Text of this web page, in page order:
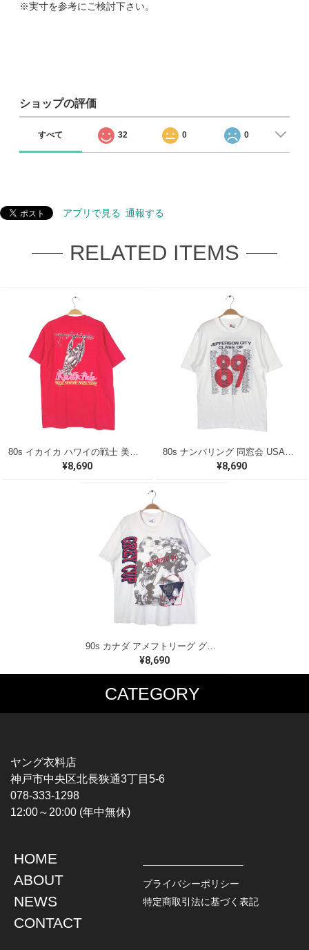
※実寸を参考にご検討下さい。
ショップの評価
すべて 32 0 0
アプリで見る 通報する
RELATED ITEMS
¥8,690 ¥8,690
90s カナダ アメフトリーグ グレイカップ カナダ製 ヴィンテージ Tシャツ ビッグプリント シングルステッチ ホワイト WINNIPEG '91 サイズXL 古着 BZ0545
¥8,690
CATEGORY
MUSIC TEE
HARDCORE / PUNK
PROGLESSIVE ROCK
POPS
SOUL / R&B
T-SHIRTS
CHAMPION
TOPS
L / S SHIRT
S / S SHIRT
HAWAIIAN SHIRT
JACKET
DENIM
LEATHER
ヤング衣料店
神戸市中央区北長狭通3丁目5-6
078-333-1298
12:00～20:00 (年中無休)
HOME
ABOUT
NEWS
CONTACT
プライバシーポリシー
特定商取引法に基づく表記